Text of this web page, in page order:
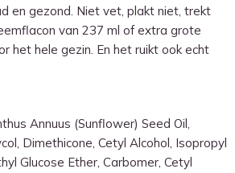
en gezond. Niet vet, plakt niet, trekt
van 237 ml of extra grote
het hele gezin. En het ruikt ook echt
Annuus (Sunflower) Seed Oil,
Dimethicone, Cetyl Alcohol, Isopropyl
Glucose Ether, Carbomer, Cetyl